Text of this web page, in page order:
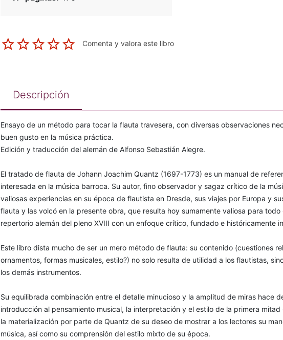
Comenta y valora este libro
Descripción
Ensayo de un método para tocar la flauta travesera, con diversas observaciones
buen gusto en la música práctica.
Edición y traducción del alemán de Alfonso Sebastián Alegre.
El tratado de flauta de Johann Joachim Quantz (1697-1773) es un manual de
interesada en la música barroca. Su autor, fino observador y sagaz crítico de la
valiosas experiencias en su época de flautista en Dresde, sus viajes por Europa y
flauta y las volcó en la presente obra, que resulta hoy sumamente valiosa para
repertorio alemán del pleno XVIII con un enfoque crítico, fundado e históricamente
Este libro dista mucho de ser un mero método de flauta: su contenido (cuestiones
ornamentos, formas musicales, estilo?) no solo resulta de utilidad a los flautistas,
los demás instrumentos.
Su equilibrada combinación entre el detalle minucioso y la amplitud de miras hace
introducción al pensamiento musical, la interpretación y el estilo de la primera mitad
la materialización por parte de Quantz de su deseo de mostrar a los lectores su
música, así como su comprensión del estilo mixto de su época.